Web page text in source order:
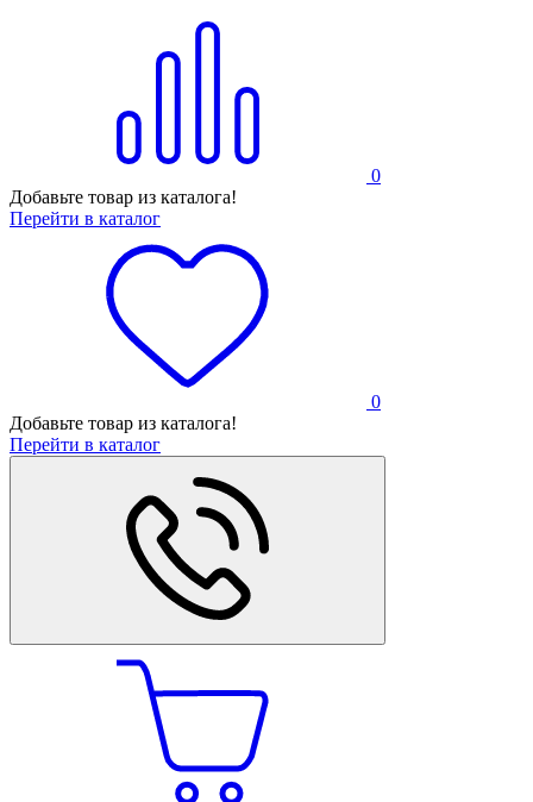
0
Добавьте товар из каталога!
Перейти в каталог
0
Добавьте товар из каталога!
Перейти в каталог